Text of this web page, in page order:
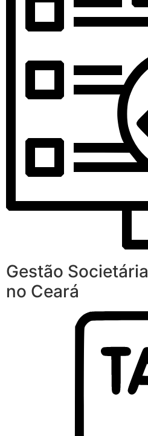
Gestão Societária
no Ceará